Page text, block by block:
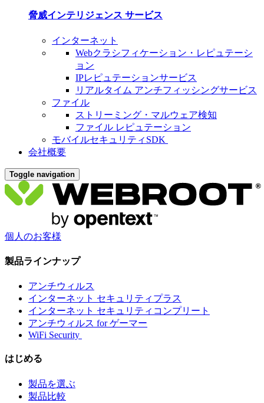
脅威インテリジェンス サービス
インターネット
Webクラシフィケーション・レピュテーシ
ョン
IPレピュテーションサービス
リアルタイム アンチフィッシングサービス
ファイル
ストリーミング・マルウェア検知
ファイル レピュテーション
モバイルセキュリティSDK
会社概要
Toggle navigation
個人のお客様
製品ラインナップ
アンチウィルス
インターネット セキュリティプラス
インターネット セキュリティコンプリート
アンチウィルス for ゲーマー
WiFi Security
はじめる
製品を選ぶ
製品比較